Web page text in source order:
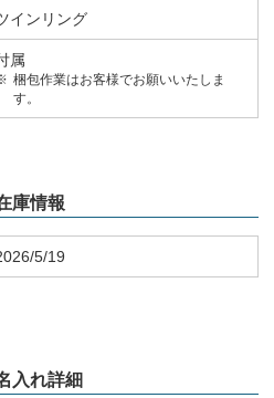
インリング
属
梱包作業はお客様でお願いいたしま
す。
庫情報
5/19
入れ詳細